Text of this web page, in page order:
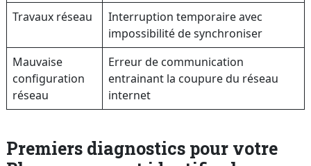
Travaux réseau
Interruption temporaire avec
impossibilité de synchroniser
Mauvaise
configuration
réseau
Erreur de communication
entrainant la coupure du réseau
internet
Premiers diagnostics pour votre